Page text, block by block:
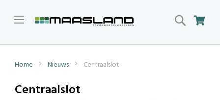
Search
Home Nieuws Centraalslot
Centraalslot